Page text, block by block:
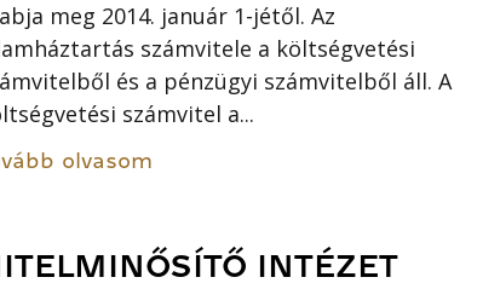
meg 2014. január 1-jétől. Az
számvitele a költségvetési
és a pénzügyi számvitelből áll. A
számvitel a...
olvasom
INTÉZET